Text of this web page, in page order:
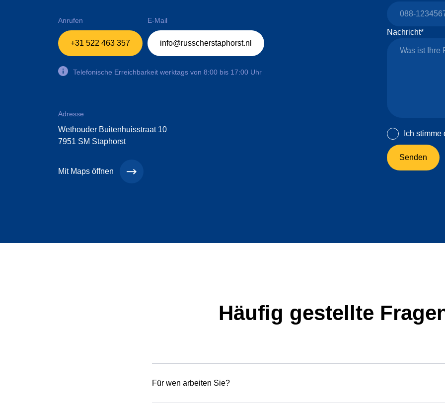
Anrufen
+31 522 463 357
E-Mail
info@russcherstaphorst.nl
Telefonische Erreichbarkeit werktags von 8:00 bis 17:00 Uhr
Adresse
Wethouder Buitenhuisstraat 10
7951 SM Staphorst
Mit Maps öffnen
Nachricht*
Ich stimme
Häufig gestellte
Für wen arbeiten Sie?